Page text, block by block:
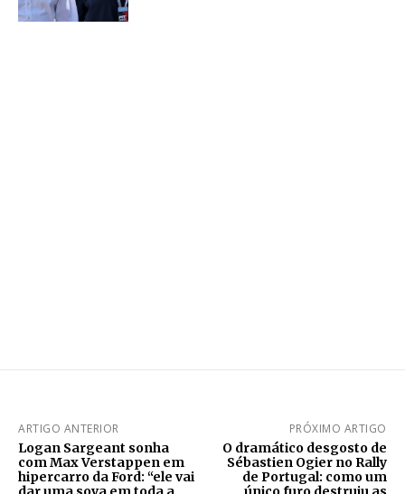
ARTIGO ANTERIOR
Logan Sargeant sonha
com Max Verstappen em
hipercarro da Ford: “ele vai
PRÓXIMO ARTIGO
O dramático desgosto de
Sébastien Ogier no Rally
de Portugal: como um